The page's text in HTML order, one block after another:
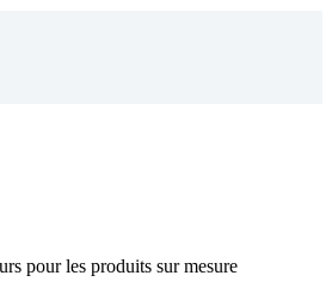
pour les produits sur mesure